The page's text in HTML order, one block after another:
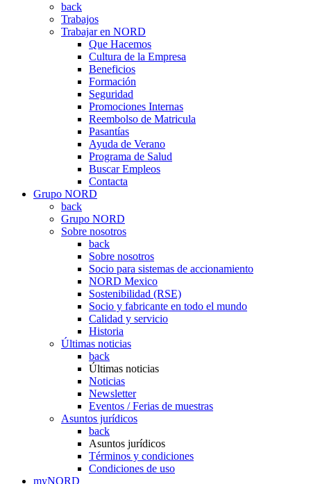
back
Trabajos
Trabajar en NORD
Que Hacemos
Cultura de la Empresa
Beneficios
Formación
Seguridad
Promociones Internas
Reembolso de Matricula
Pasantías
Ayuda de Verano
Programa de Salud
Buscar Empleos
Contacta
Grupo NORD
back
Grupo NORD
Sobre nosotros
back
Sobre nosotros
Socio para sistemas de accionamiento
NORD Mexico
Sostenibilidad (RSE)
Socio y fabricante en todo el mundo
Calidad y servicio
Historia
Últimas noticias
back
Últimas noticias
Noticias
Newsletter
Eventos / Ferias de muestras
Asuntos jurídicos
back
Asuntos jurídicos
Términos y condiciones
Condiciones de uso
myNORD